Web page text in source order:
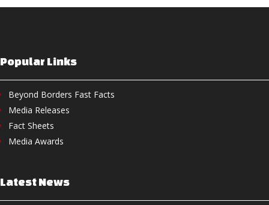
Popular Links
Beyond Borders Fast Facts
Media Releases
Fact Sheets
Media Awards
Latest News